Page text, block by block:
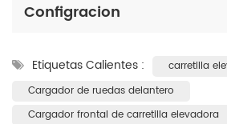
Configracion
Etiquetas Calientes :
carretilla
Cargador de ruedas delantero
Cargador frontal de carretilla elevadora